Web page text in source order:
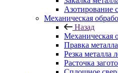
Азотирование
Механическая
Назад
Механическая
Правка металла
Резка металла
Расточка